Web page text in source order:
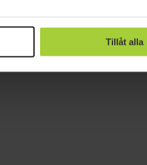
Tillåt alla